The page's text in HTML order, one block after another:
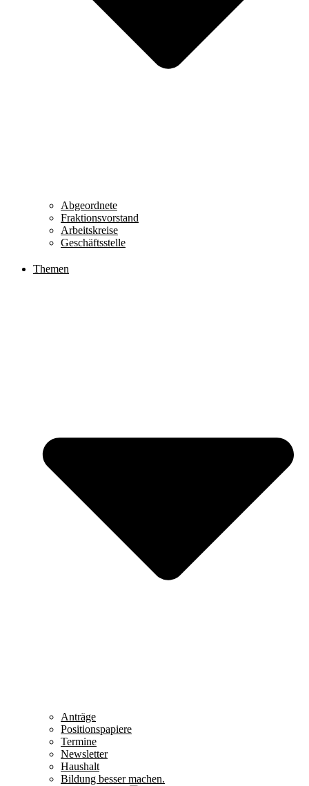
Abgeordnete
Fraktionsvorstand
Arbeitskreise
Geschäftsstelle
Themen
Anträge
Positionspapiere
Termine
Newsletter
Haushalt
Bildung besser machen.